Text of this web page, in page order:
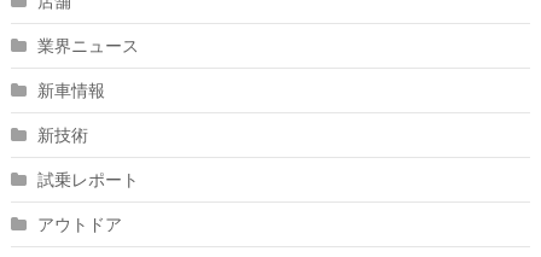
業界ニュース
新車情報
新技術
試乗レポート
アウトドア